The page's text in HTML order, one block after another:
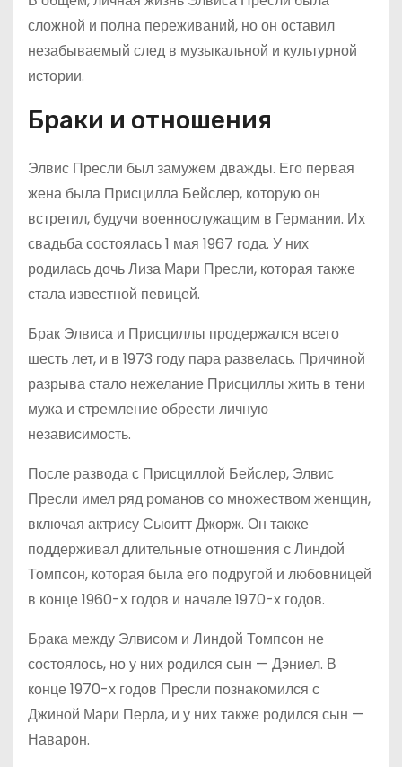
сложной и полна переживаний, но он оставил
незабываемый след в музыкальной и культурной
истории.
Браки и отношения
Элвис Пресли был замужем дважды. Его первая
жена была Присцилла Бейслер, которую он
встретил, будучи военнослужащим в Германии. Их
свадьба состоялась 1 мая 1967 года. У них
родилась дочь Лиза Мари Пресли, которая также
стала известной певицей.
Брак Элвиса и Присциллы продержался всего
шесть лет, и в 1973 году пара развелась. Причиной
разрыва стало нежелание Присциллы жить в тени
мужа и стремление обрести личную
независимость.
После развода с Присциллой Бейслер, Элвис
Пресли имел ряд романов со множеством женщин,
включая актрису Сьюитт Джорж. Он также
поддерживал длительные отношения с Линдой
Томпсон, которая была его подругой и любовницей
в конце 1960-х годов и начале 1970-х годов.
Брака между Элвисом и Линдой Томпсон не
состоялось, но у них родился сын — Дэниел. В
конце 1970-х годов Пресли познакомился с
Джиной Мари Перла, и у них также родился сын —
Наварон.